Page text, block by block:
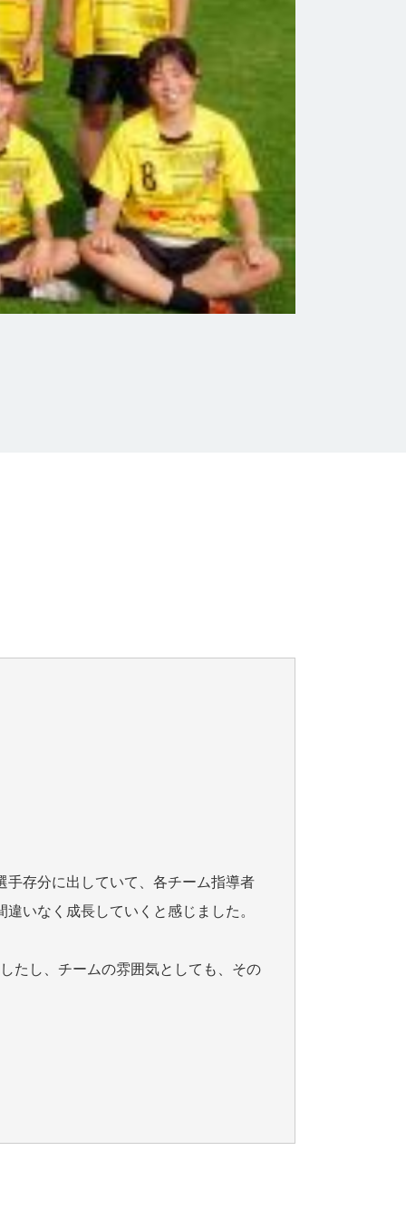
存分に出していて、各チーム指導者
いなく成長していくと感じました。
たし、チームの雰囲気としても、その